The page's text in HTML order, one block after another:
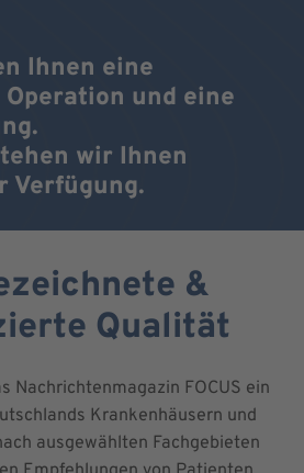
Ihnen eine
und eine
wir Ihnen
Verfügung.
&
Qualität
Nachrichtenmagazin FOCUS ein
Krankenhäusern und
ausgewählten Fachgebieten